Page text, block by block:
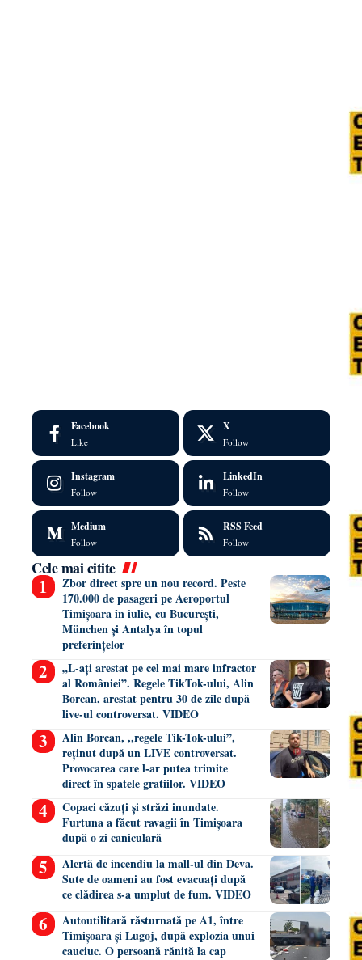
Facebook
Like
X
Follow
Instagram
Follow
LinkedIn
Follow
Medium
Follow
RSS Feed
Follow
Cele mai citite
Zbor direct spre un nou record. Peste
170.000 de pasageri pe Aeroportul
Timișoara în iulie, cu București,
München și Antalya în topul
preferințelor
„L-ați arestat pe cel mai mare infractor
al României”. Regele TikTok-ului, Alin
Borcan, arestat pentru 30 de zile după
live-ul controversat. VIDEO
Alin Borcan, ,,regele Tik-Tok-ului”,
reținut după un LIVE controversat.
Provocarea care l-ar putea trimite
direct în spatele gratiilor. VIDEO
Copaci căzuți și străzi inundate.
Furtuna a făcut ravagii în Timișoara
după o zi caniculară
Alertă de incendiu la mall-ul din Deva.
Sute de oameni au fost evacuați după
ce clădirea s-a umplut de fum. VIDEO
Autoutilitară răsturnată pe A1, între
Timișoara și Lugoj, după explozia unui
cauciuc. O persoană rănită la cap